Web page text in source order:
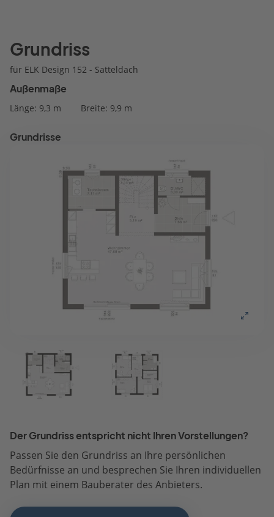
Grundriss
für ELK Design 152 - Satteldach
Außenmaße
Länge: 9,3 m Breite: 9,9 m
Grundrisse
Der Grundriss entspricht nicht Ihren Vorstellungen?
Passen Sie den Grundriss an Ihre persönlichen
Bedürfnisse an und besprechen Sie Ihren individuellen
Plan mit einem Bauberater des Anbieters.